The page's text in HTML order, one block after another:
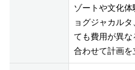
ゾートや文化
ョグジャカル
ても費用が異な
合わせて計画を